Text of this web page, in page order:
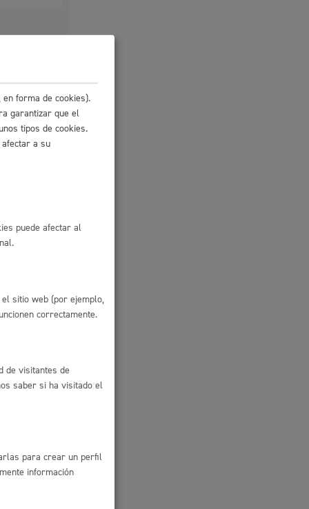
forma de cookies).
garantizar que el
tipos de cookies.
afectar a su
puede afectar al
sitio web (por ejemplo,
correctamente.
de visitantes de
saber si ha visitado el
para crear un perfil
información